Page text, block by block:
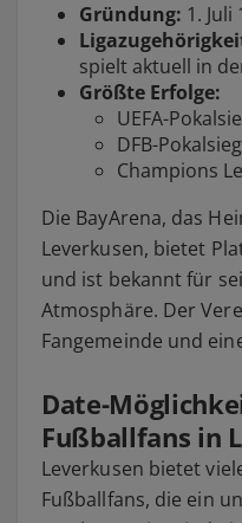
Gründung: 1. Juli
spielt aktuell in
Größte Erfolge:
UEFA-
DFB-
Champions
Die BayArena, das
Leverkusen, bietet
und ist bekannt für
Atmosphäre. Der
Fangemeinde und
Date-
Fußballfans in
Leverkusen bietet
Fußballfans, die ein